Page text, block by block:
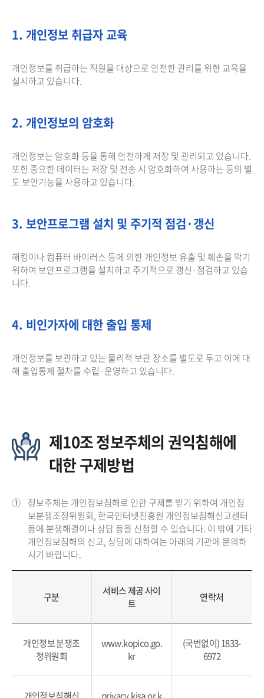
1. 개인정보 취급자 교육
개인정보를 취급하는 직원을 대상으로 안전한 관리를 위한 교육을
실시하고 있습니다.
2. 개인정보의 암호화
개인정보는 암호화 등을 통해 안전하게 저장 및 관리되고 있습니다.
또한 중요한 데이터는 저장 및 전송 시 암호화하여 사용하는 등의 별
도 보안기능을 사용하고 있습니다.
3. 보안프로그램 설치 및 주기적 점검·갱신
해킹이나 컴퓨터 바이러스 등에 의한 개인정보 유출 및 훼손을 막기
위하여 보안프로그램을 설치하고 주기적으로 갱신·점검하고 있습
니다.
4. 비인가자에 대한 출입 통제
개인정보를 보관하고 있는 물리적 보관 장소를 별도로 두고 이에 대
해 출입통제 절차를 수립·운영하고 있습니다.
제10조 정보주체의 권익침해에
대한 구제방법
① 정보주체는 개인정보침해로 인한 구제를 받기 위하여 개인정
보분쟁조정위원회, 한국인터넷진흥원 개인정보침해신고센터
등에 분쟁해결이나 상담 등을 신청할 수 있습니다. 이 밖에 기타
개인정보침해의 신고, 상담에 대하여는 아래의 기관에 문의하
시기 바랍니다.
구분
서비스 제공 사이
트
연락처
개인정보 분쟁조
정위원회
www.kopico.go.
kr
(국번없이) 1833-
6972
개인정보침해신 privacy.kisa.or.k